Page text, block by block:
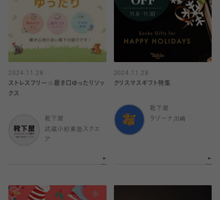
2024.11.28
ストレスフリー☆履き口ゆったりソッ
クス
靴下屋
武蔵小杉東急スクエ
ア
2024.11.28
クリスマスギフト特集
靴下屋
ラゾーナ川崎